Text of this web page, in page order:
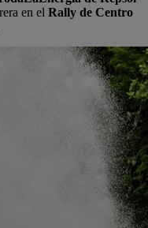
en el Rally de Centro